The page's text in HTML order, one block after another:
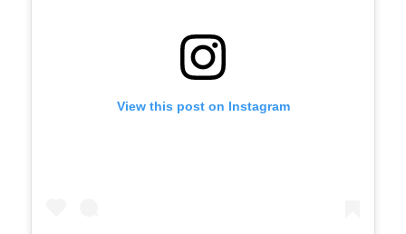
View this post on Instagram